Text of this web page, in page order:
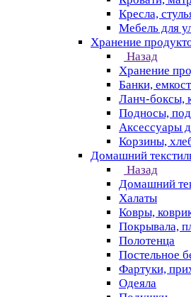
Кресла,
Мебель для
Хранение
Назад
Хранение
Банки,
Ланч-боксы,
Подносы,
Аксессуары
Корзины,
Домашний
Назад
Домашний
Халаты
Ковры,
Покрывала,
Полотенца
Постельное
Фартуки,
Одеяла